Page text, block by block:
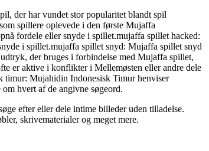
der har vundet stor popularitet blandt spil
spillere oplevede i den første Mujaffa
fordele eller snyde i spillet.mujaffa spillet hacked:
i spillet.mujaffa spillet snyd: Mujaffa spillet snyd
der bruges i forbindelse med Mujaffa spillet,
er aktive i konflikter i Mellemøsten eller andre dele
timur: Mujahidin Indonesisk Timur henviser
hvert af de angivne søgeord.
efter eller dele intime billeder uden tilladelse.
skrivematerialer og meget mere.